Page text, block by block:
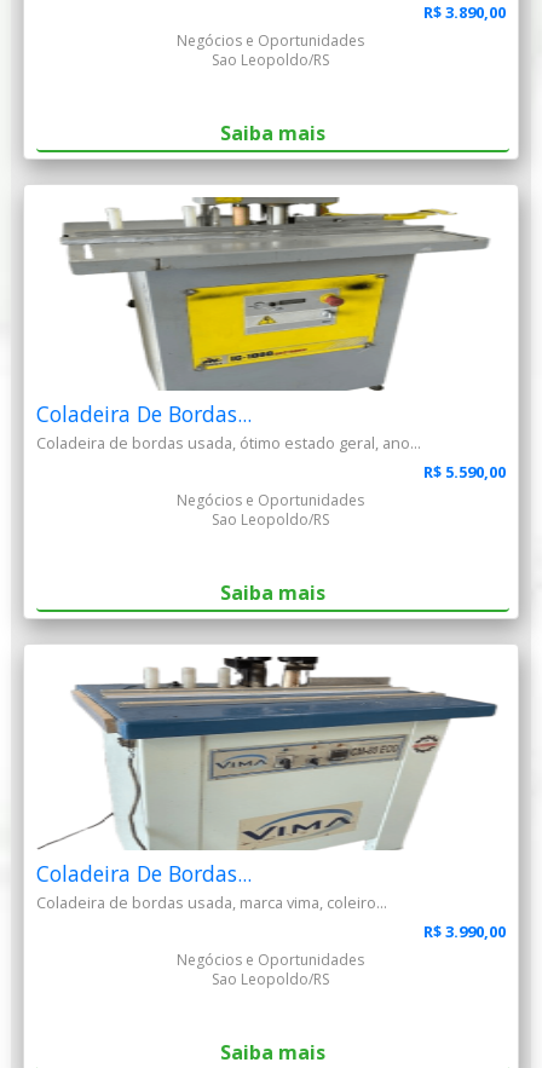
R$ 3.890,00
Negócios e Oportunidades
Sao Leopoldo/RS
Saiba mais
Coladeira De Bordas...
Coladeira de bordas usada, ótimo estado geral, ano...
R$ 5.590,00
Negócios e Oportunidades
Sao Leopoldo/RS
Saiba mais
Coladeira De Bordas...
Coladeira de bordas usada, marca vima, coleiro...
R$ 3.990,00
Negócios e Oportunidades
Sao Leopoldo/RS
Saiba mais